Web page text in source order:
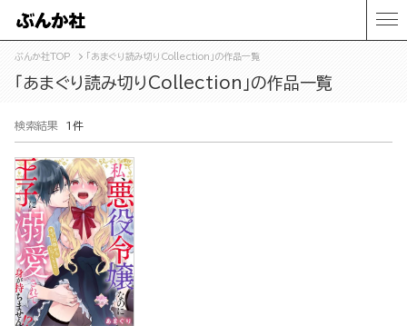
ぶんか社TOP 「あまぐり読み切りCollection」の作品一覧
「あまぐり読み切りCollection」の作品一覧
検索結果 1件